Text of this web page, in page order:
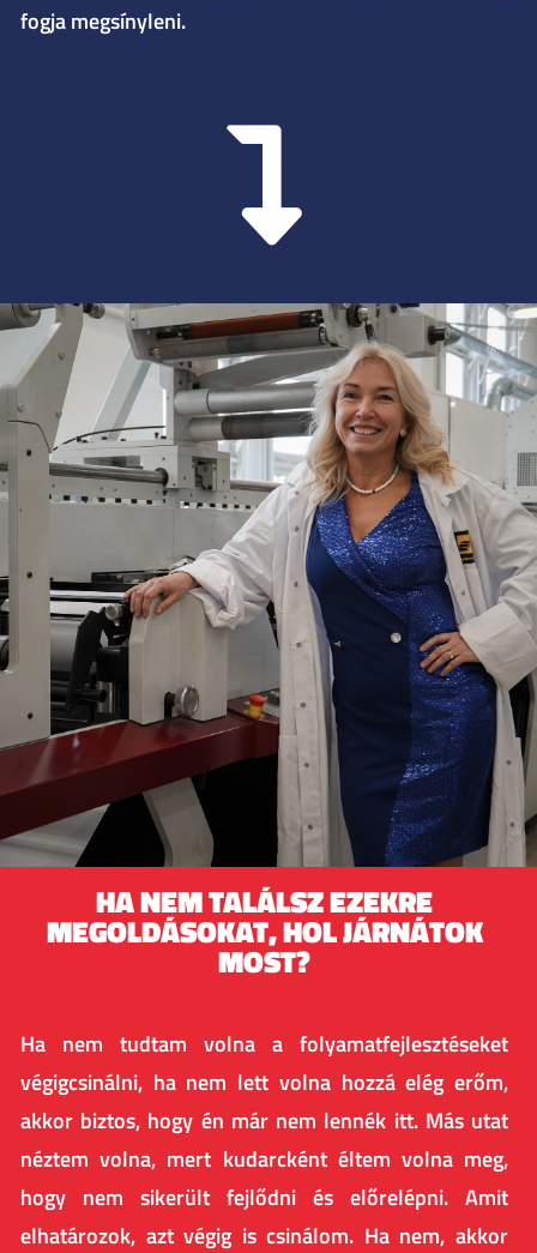
fogja megsínyleni.
HA NEM TALÁLSZ EZEKRE
MEGOLDÁSOKAT, HOL JÁRNÁTOK
MOST?​
Ha nem tudtam volna a folyamatfejlesztéseket
végigcsinálni, ha nem lett volna hozzá elég erőm,
akkor biztos, hogy én már nem lennék itt. Más utat
néztem volna, mert kudarcként éltem volna meg,
hogy nem sikerült fejlődni és előrelépni. Amit
elhatározok, azt végig is csinálom. Ha nem, akkor